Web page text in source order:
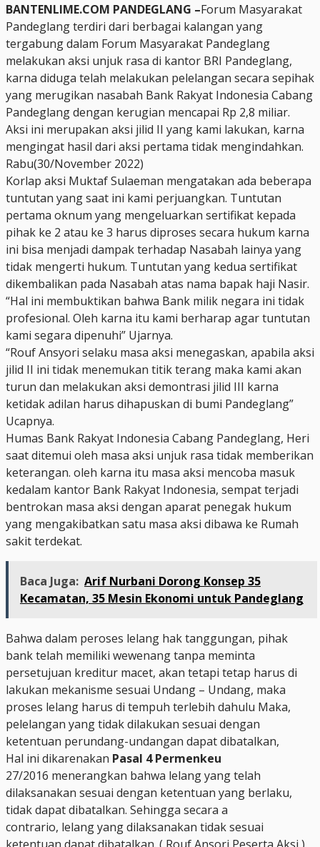
BANTENLIME.COM PANDEGLANG –Forum Masyarakat
Pandeglang terdiri dari berbagai kalangan yang
tergabung dalam Forum Masyarakat Pandeglang
melakukan aksi unjuk rasa di kantor BRI Pandeglang,
karna diduga telah melakukan pelelangan secara sepihak
yang merugikan nasabah Bank Rakyat Indonesia Cabang
Pandeglang dengan kerugian mencapai Rp 2,8 miliar.
Aksi ini merupakan aksi jilid II yang kami lakukan, karna
mengingat hasil dari aksi pertama tidak mengindahkan.
Rabu(30/November 2022)
Korlap aksi Muktaf Sulaeman mengatakan ada beberapa
tuntutan yang saat ini kami perjuangkan. Tuntutan
pertama oknum yang mengeluarkan sertifikat kepada
pihak ke 2 atau ke 3 harus diproses secara hukum karna
ini bisa menjadi dampak terhadap Nasabah lainya yang
tidak mengerti hukum. Tuntutan yang kedua sertifikat
dikembalikan pada Nasabah atas nama bapak haji Nasir.
“Hal ini membuktikan bahwa Bank milik negara ini tidak
profesional. Oleh karna itu kami berharap agar tuntutan
kami segara dipenuhi” Ujarnya.
“Rouf Ansyori selaku masa aksi menegaskan, apabila aksi
jilid II ini tidak menemukan titik terang maka kami akan
turun dan melakukan aksi demontrasi jilid III karna
ketidak adilan harus dihapuskan di bumi Pandeglang”
Ucapnya.
Humas Bank Rakyat Indonesia Cabang Pandeglang, Heri
saat ditemui oleh masa aksi unjuk rasa tidak memberikan
keterangan. oleh karna itu masa aksi mencoba masuk
kedalam kantor Bank Rakyat Indonesia, sempat terjadi
bentrokan masa aksi dengan aparat penegak hukum
yang mengakibatkan satu masa aksi dibawa ke Rumah
sakit terdekat.
Baca Juga: Arif Nurbani Dorong Konsep 35
Kecamatan, 35 Mesin Ekonomi untuk Pandeglang
Bahwa dalam peroses lelang hak tanggungan, pihak
bank telah memiliki wewenang tanpa meminta
persetujuan kreditur macet, akan tetapi tetap harus di
lakukan mekanisme sesuai Undang – Undang, maka
proses lelang harus di tempuh terlebih dahulu Maka,
pelelangan yang tidak dilakukan sesuai dengan
ketentuan perundang-undangan dapat dibatalkan,
Hal ini dikarenakan Pasal 4 Permenkeu
27/2016 menerangkan bahwa lelang yang telah
dilaksanakan sesuai dengan ketentuan yang berlaku,
tidak dapat dibatalkan. Sehingga secara a
contrario, lelang yang dilaksanakan tidak sesuai